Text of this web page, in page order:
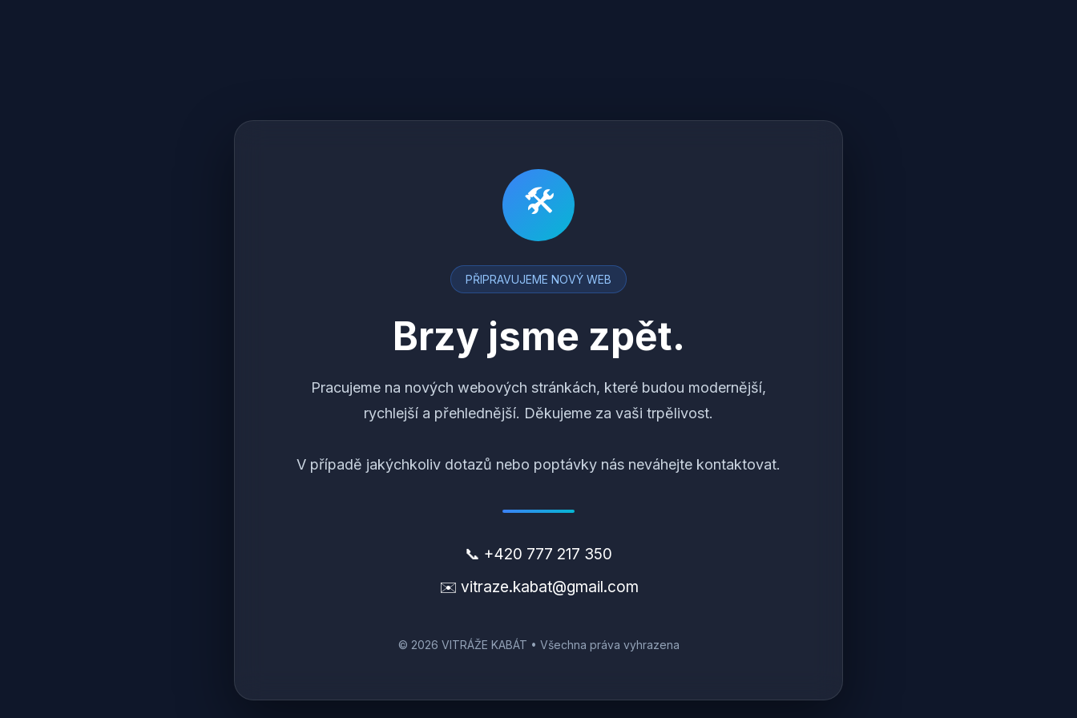
🛠
PŘIPRAVUJEME NOVÝ WEB
Brzy jsme zpět.
Pracujeme na nových webových stránkách, které budou modernější,
rychlejší a přehlednější. Děkujeme za vaši trpělivost.
V případě jakýchkoliv dotazů nebo poptávky nás neváhejte kontaktovat.
📞 +420 777 217 350
✉️ vitraze.kabat@gmail.com
© 2026 VITRÁŽE KABÁT • Všechna práva vyhrazena